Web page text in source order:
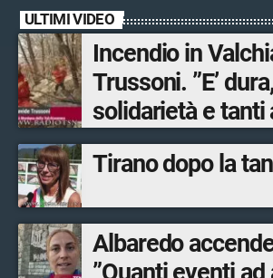
Lombardia
ULTIMI VIDEO
Incendio in
Trussoni. ”E’
solidarietà e tanti
Tirano dopo la
Albaredo